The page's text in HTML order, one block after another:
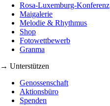
Rosa-Luxemburg-Konferenz
Maigalerie
Melodie & Rhythmus
Shop
Fotowettbewerb
Granma
→ Unterstützen
Genossenschaft
Aktionsbüro
Spenden